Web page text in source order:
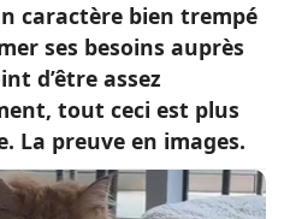
caractère bien trempé
ses besoins auprès
d’être assez
tout ceci est plus
La preuve en images.